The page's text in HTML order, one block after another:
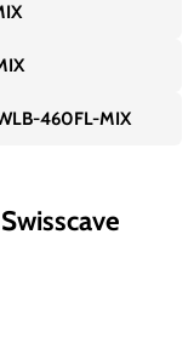
460FL-MIX